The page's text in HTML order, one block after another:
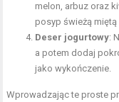
melon, arbuz oraz
posyp świeżą
Deser jogurtowy:
a potem dodaj
jako wykończenie.
Wprowadzając te proste